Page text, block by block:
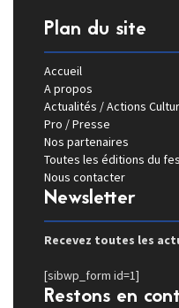
Plan du site
Accueil
A propos
Actualités / Actions
Pro / Presse
Nos partenaires
Toutes les éditions du
Nous contacter
Newsletter
Recevez toutes les
[sibwp_form id=1]
Restons en